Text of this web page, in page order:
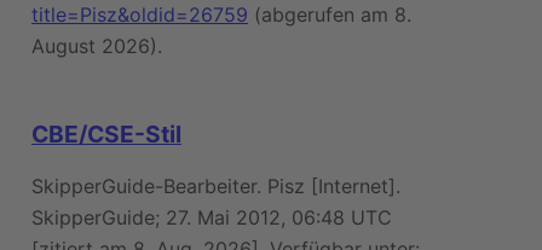
title=Pisz&oldid=26759 (abgerufen am 8.
August 2026).
CBE/CSE-Stil
SkipperGuide-Bearbeiter. Pisz [Internet].
SkipperGuide; 27. Mai 2012, 06:48 UTC